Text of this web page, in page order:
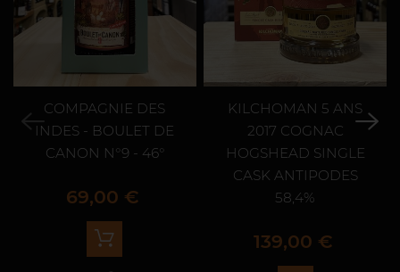
COMPAGNIE DES
INDES - BOULET DE
CANON N°9 - 46°
Prix
69,00 €
KILCHOMAN 5 ANS
2017 COGNAC
HOGSHEAD SINGLE
CASK ANTIPODES
58,4%
Prix
139,00 €